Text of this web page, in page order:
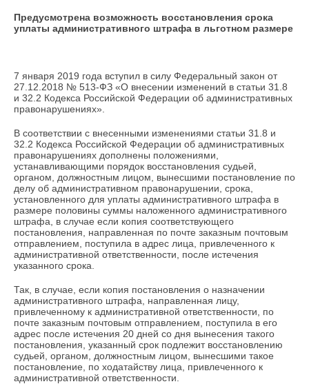
Предусмотрена возможность восстановления срока
уплаты административного штрафа в льготном размере
7 января 2019 года вступил в силу Федеральный закон от
27.12.2018 № 513-ФЗ «О внесении изменений в статьи 31.8
и 32.2 Кодекса Российской Федерации об административных
правонарушениях».
В соответствии с внесенными изменениями статьи 31.8 и
32.2 Кодекса Российской Федерации об административных
правонарушениях дополнены положениями,
устанавливающими порядок восстановления судьей,
органом, должностным лицом, вынесшими постановление по
делу об административном правонарушении, срока,
установленного для уплаты административного штрафа в
размере половины суммы наложенного административного
штрафа, в случае если копия соответствующего
постановления, направленная по почте заказным почтовым
отправлением, поступила в адрес лица, привлеченного к
административной ответственности, после истечения
указанного срока.
Так, в случае, если копия постановления о назначении
административного штрафа, направленная лицу,
привлеченному к административной ответственности, по
почте заказным почтовым отправлением, поступила в его
адрес после истечения 20 дней со дня вынесения такого
постановления, указанный срок подлежит восстановлению
судьей, органом, должностным лицом, вынесшими такое
постановление, по ходатайству лица, привлеченного к
административной ответственности.